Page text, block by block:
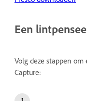
Een
Volg deze stappen
Capture: